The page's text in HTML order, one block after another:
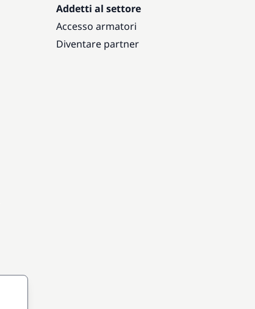
Addetti al settore
Accesso armatori
Diventare partner